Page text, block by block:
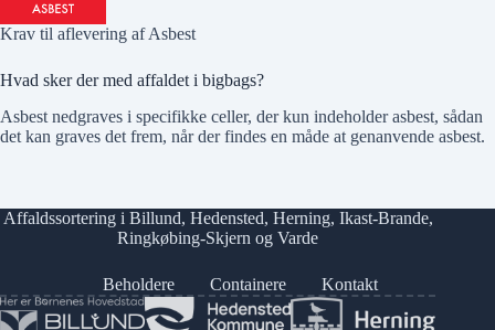
Krav til aflevering af Asbest
Hvad sker der med affaldet i bigbags?
Asbest nedgraves i specifikke celler, der kun indeholder asbest, sådan
det kan graves det frem, når der findes en måde at genanvende asbest.
Affaldssortering i Billund, Hedensted, Herning, Ikast-Brande,
Ringkøbing-Skjern ogVarde
Beholdere Containere Kontakt